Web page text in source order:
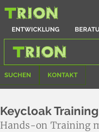
ENTWICKLUNG
SUCHEN KONTAKT
Keycloak Training
Hands-on Training